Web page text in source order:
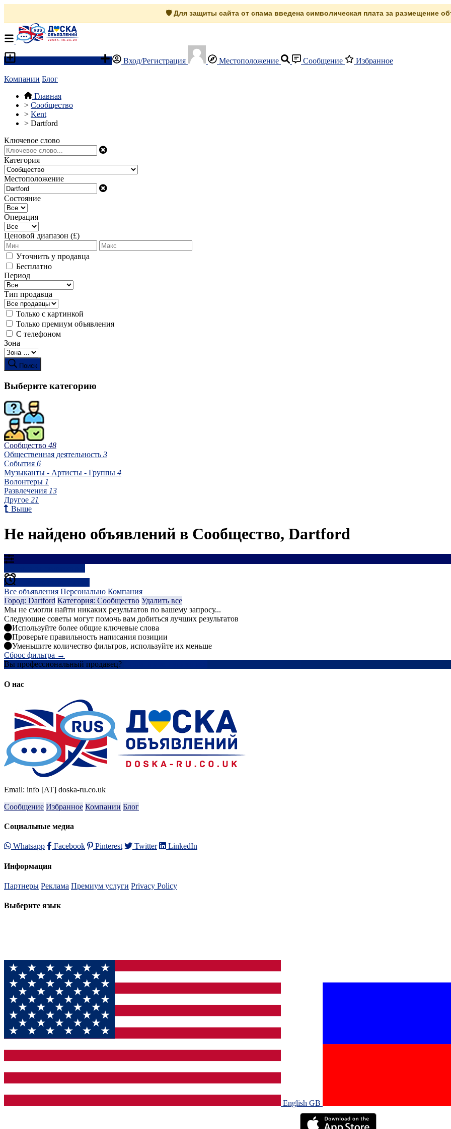
🛡️ Для защиты сайта от спама введена символическая плата за размещение
Вход/Регистрация Местоположение Сообщение Избранное
Компании Блог
Главная
> Сообщество
> Kent
> Dartford
Ключевое слово
Категория
Местоположение
Состояние
Операция
Ценовой диапазон (£)
Уточнить у продавца
Бесплатно
Период
Тип продавца
Только с картинкой
Только премиум объявления
С телефоном
Зона
Поиск
Выберите категорию
Сообщество 48
Общественная деятельность 3
События 6
Музыканты - Артисты - Группы 4
Волонтеры 1
Развлечения 13
Другое 21
Выше
Не найдено объявлений в Сообщество, Dartford
Все объявления Персонально Компания
Город: Dartford Категория: Сообщество Удалить все
Мы не смогли найти никаких результатов по вашему запросу...
Следующие советы могут помочь вам добиться лучших результатов
Используйте более общие ключевые слова
Проверьте правильность написания позиции
Уменьшите количество фильтров, используйте их меньше
Сброс фильтра →
Вы профессиональный продавец?
О нас
Email: info [AT] doska-ru.co.uk
Сообщение Избранное Компании Блог
Социальные медиа
Whatsapp Facebook Pinterest Twitter LinkedIn
Информация
Партнеры Реклама Премиум услуги Privacy Policy
Выберите язык
English GB‎